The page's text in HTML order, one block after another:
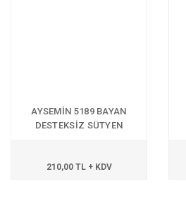
AYSEMİN 5189 BAYAN
DESTEKSİZ SÜTYEN
210,00 TL + KDV